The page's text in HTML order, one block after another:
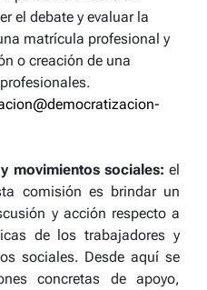
el debate y evaluar la
matrícula profesional y
o creación de una
movimientos sociales: el
comisión es brindar un
y acción respecto a
de los trabajadores y
sociales. Desde aquí se
concretas de apoyo,